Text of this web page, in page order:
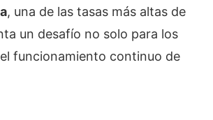
, una de las tasas más altas de
un desafío no solo para los
funcionamiento continuo de